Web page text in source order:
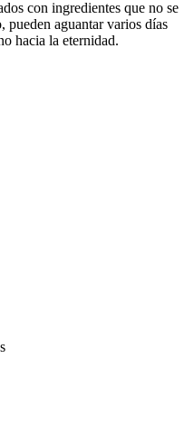
con ingredientes que no se
pueden aguantar varios días
hacia la eternidad.